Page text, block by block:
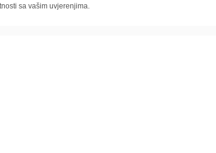
sa vašim uvjerenjima.